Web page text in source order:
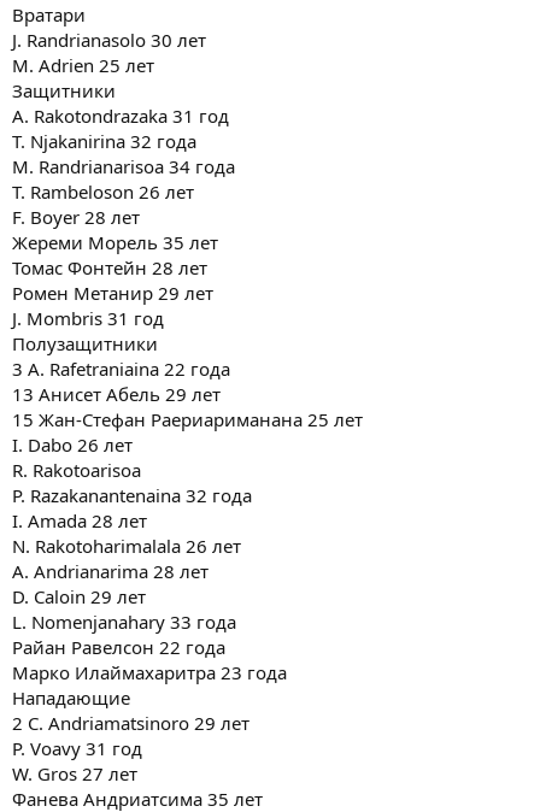
Вратари
J. Randrianasolo 30 лет
M. Adrien 25 лет
Защитники
A. Rakotondrazaka 31 год
T. Njakanirina 32 года
M. Randrianarisoa 34 года
T. Rambeloson 26 лет
F. Boyer 28 лет
Жереми Морель 35 лет
Томас Фонтейн 28 лет
Ромен Метанир 29 лет
J. Mombris 31 год
Полузащитники
3 A. Rafetraniaina 22 года
13 Анисет Абель 29 лет
15 Жан-Стефан Раериариманана 25 лет
I. Dabo 26 лет
R. Rakotoarisoa
P. Razakanantenaina 32 года
I. Amada 28 лет
N. Rakotoharimalala 26 лет
A. Andrianarima 28 лет
D. Caloin 29 лет
L. Nomenjanahary 33 года
Райан Равелсон 22 года
Марко Илаймахаритра 23 года
Нападающие
2 C. Andriamatsinoro 29 лет
P. Voavy 31 год
W. Gros 27 лет
Фанева Андриатсима 35 лет